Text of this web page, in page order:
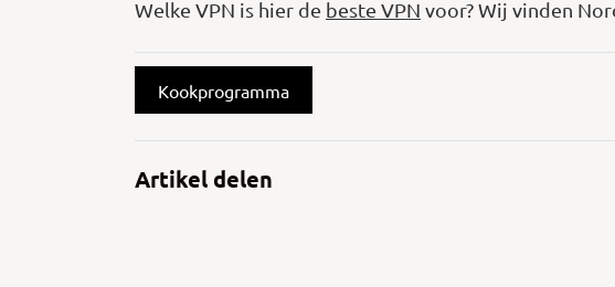
Welke VPN is hier de beste VPN voor? Wij vinden
Kookprogramma
Artikel delen